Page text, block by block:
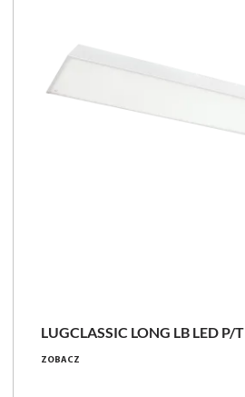
LUGCLASSIC LONG LB LED P/T
ZOBACZ